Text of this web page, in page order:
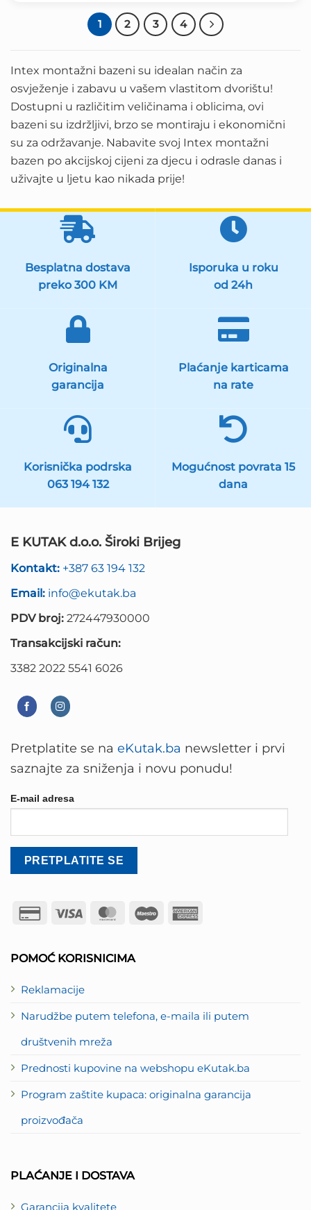
1 2 3 4
Intex montažni bazeni su idealan način za
osvježenje i zabavu u vašem vlastitom dvorištu!
Dostupni u različitim veličinama i oblicima, ovi
bazeni su izdržljivi, brzo se montiraju i ekonomični
su za održavanje. Nabavite svoj Intex montažni
bazen po akcijskoj cijeni za djecu i odrasle danas i
uživajte u ljetu kao nikada prije!
Besplatna dostava
preko 300 KM
Isporuka u roku
od 24h
Originalna
garancija
Plaćanje karticama
na rate
Korisnička podrska
063 194 132
Mogućnost povrata 15
dana
E KUTAK d.o.o. Široki Brijeg
Kontakt: +387 63 194 132
Email: info@ekutak.ba
PDV broj: 272447930000
Transakcijski račun:
3382 2022 5541 6026
POMOĆ KORISNICIMA
Reklamacije
Narudžbe putem telefona, e-maila ili putem
društvenih mreža
Prednosti kupovine na webshopu eKutak.ba
Program zaštite kupaca: originalna garancija
proizvođača
PLAĆANJE I DOSTAVA
Garancija kvalitete
Pretplatite se na eKutak.ba newsletter i prvi
saznajte za sniženja i novu ponudu!
E-mail adresa
Credit
Visa MasterCard
Maestro